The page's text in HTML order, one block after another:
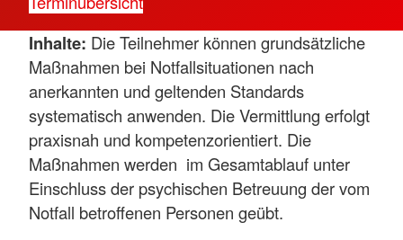
Inhalte: Die Teilnehmer können grundsätzliche
Maßnahmen bei Notfallsituationen nach
anerkannten und geltenden Standards
systematisch anwenden. Die Vermittlung erfolgt
praxisnah und kompetenzorientiert. Die
Maßnahmen werden im Gesamtablauf unter
Einschluss der psychischen Betreuung der vom
Notfall betroffenen Personen geübt.